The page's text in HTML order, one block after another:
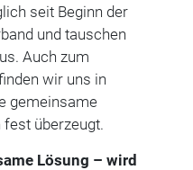
seit Beginn der
und tauschen
Auch zum
wir uns in
gemeinsame
überzeugt.
Lösung – wird